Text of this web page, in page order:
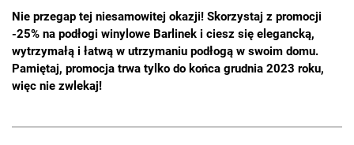
Nie przegap tej niesamowitej okazji! Skorzystaj z promocji
-25% na podłogi winylowe Barlinek i ciesz się elegancką,
wytrzymałą i łatwą w utrzymaniu podłogą w swoim domu.
Pamiętaj, promocja trwa tylko do końca grudnia 2023 roku,
więc nie zwlekaj!